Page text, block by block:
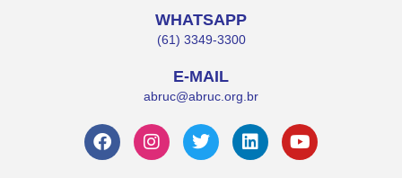
WHATSAPP
(61) 3349-3300
E-MAIL
abruc@abruc.org.br